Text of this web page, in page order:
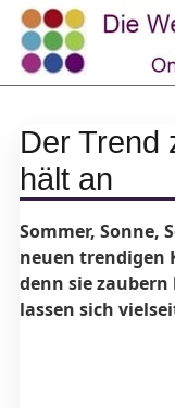
Der Trend
hält an
Sommer, Sonne,
neuen trendigen
denn sie
lassen sich